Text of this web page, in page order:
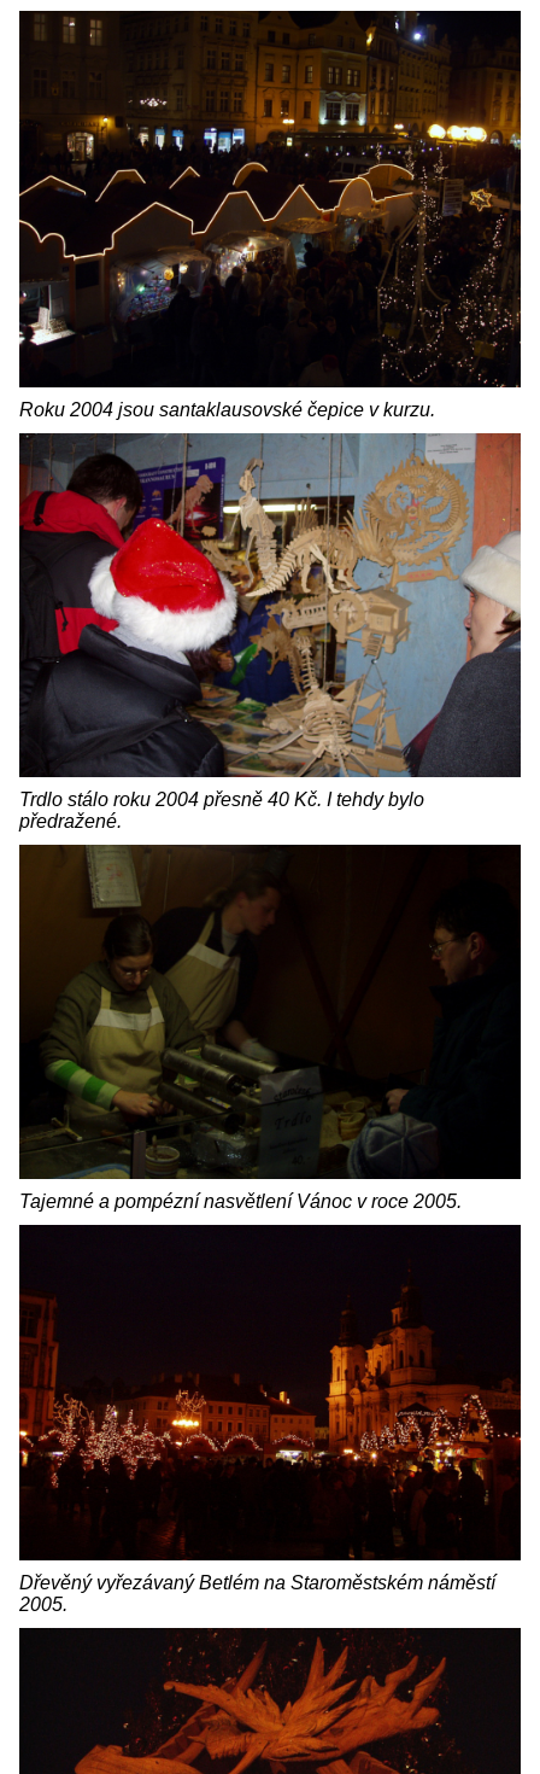
Roku 2004 jsou santaklausovské čepice v kurzu.
Trdlo stálo roku 2004 přesně 40 Kč. I tehdy bylo
předražené.
Tajemné a pompézní nasvětlení Vánoc v roce 2005.
Dřevěný vyřezávaný Betlém na Staroměstském náměstí
2005.